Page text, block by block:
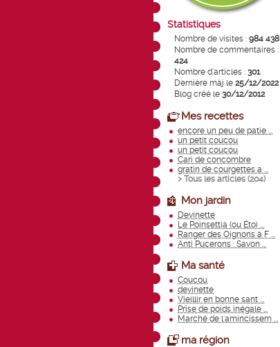
Statistiques
Nombre de visites : 984 438
Nombre de commentaires :
424
Nombre d'articles : 301
Dernière màj le 25/12/2022
Blog créé le 30/12/2012
Mes recettes
encore un peu de patie ...
un petit coucou
un petit coucou
Cari de concombre
gratin de courgettes a ...
> Tous les articles (204)
Mon jardin
Devinette
Le Poinsettia (ou Étoi ...
Ranger des Oignons à F ...
Anti Pucerons : Savon ...
Ma santé
Coucou
devinette
Vieillir en bonne sant ...
Prise de poids inégale ...
Marché de l'amincissem ...
ma région